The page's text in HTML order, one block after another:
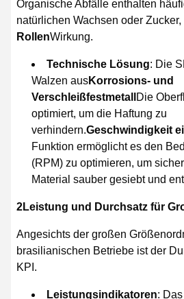
Organische Abfälle enthalten
natürlichen Wachsen oder
RollenWirkung.
Technische Lösung: Die
Walzen ausKorrosions- und
Verschleißfestmetall Die
optimiert, um die Haftung zu
verhindern.Geschwindigkeit
Funktion ermöglicht es den
(RPM) zu optimieren, um
Material sauber gesiebt und
2Leistung und Durchsatz für
Angesichts der großen
brasilianischen Betriebe ist der
KPI.
Leistungsindikatoren: